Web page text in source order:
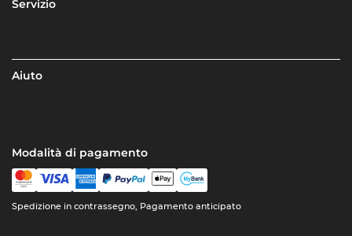
Servizio
Aiuto
Modalità di pagamento
Spedizione in contrassegno, Pagamento anticipato